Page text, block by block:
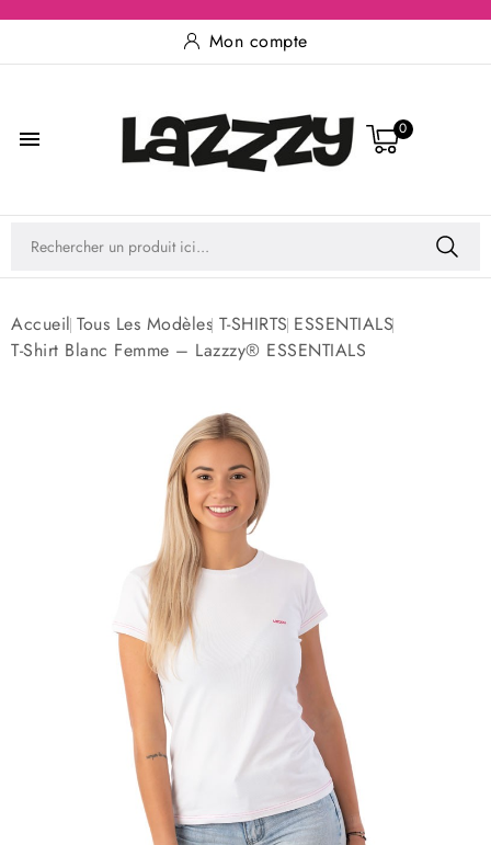
Mon compte
 0
Accueil Tous Les Modèles T-SHIRTS ESSENTIALS
T-Shirt Blanc Femme – Lazzzy® ESSENTIALS